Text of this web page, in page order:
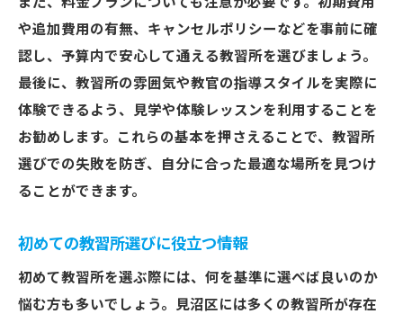
や追加費用の有無、キャンセルポリシーなどを事前に確
認し、予算内で安心して通える教習所を選びましょう。
最後に、教習所の雰囲気や教官の指導スタイルを実際に
体験できるよう、見学や体験レッスンを利用することを
お勧めします。これらの基本を押さえることで、教習所
選びでの失敗を防ぎ、自分に合った最適な場所を見つけ
ることができます。
初めての教習所選びに役立つ情報
初めて教習所を選ぶ際には、何を基準に選べば良いのか
悩む方も多いでしょう。見沼区には多くの教習所が存在